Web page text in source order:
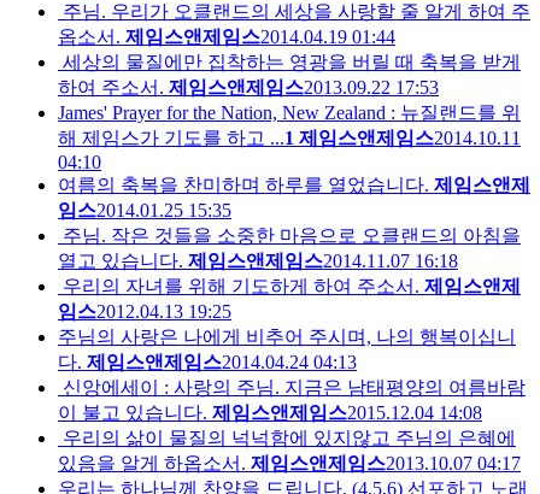
주님. 우리가 오클랜드의 세상을 사랑할 줄 알게 하여 주
옵소서. 제임스앤제임스2014.04.19 01:44
세상의 물질에만 집착하는 영광을 버릴 때 축복을 받게
하여 주소서. 제임스앤제임스2013.09.22 17:53
James' Prayer for the Nation, New Zealand : 뉴질랜드를 위
해 제임스가 기도를 하고 ...1 제임스앤제임스2014.10.11
04:10
여름의 축복을 찬미하며 하루를 열었습니다. 제임스앤제
임스2014.01.25 15:35
주님. 작은 것들을 소중한 마음으로 오클랜드의 아침을
열고 있습니다. 제임스앤제임스2014.11.07 16:18
우리의 자녀를 위해 기도하게 하여 주소서. 제임스앤제
임스2012.04.13 19:25
주님의 사랑은 나에게 비추어 주시며, 나의 행복이십니
다. 제임스앤제임스2014.04.24 04:13
신앙에세이 : 사랑의 주님. 지금은 남태평양의 여름바람
이 불고 있습니다. 제임스앤제임스2015.12.04 14:08
우리의 삶이 물질의 넉넉함에 있지않고 주님의 은혜에
있음을 알게 하옵소서. 제임스앤제임스2013.10.07 04:17
우리는 하나님께 찬양을 드립니다. (4,5,6) 선포하고 노래